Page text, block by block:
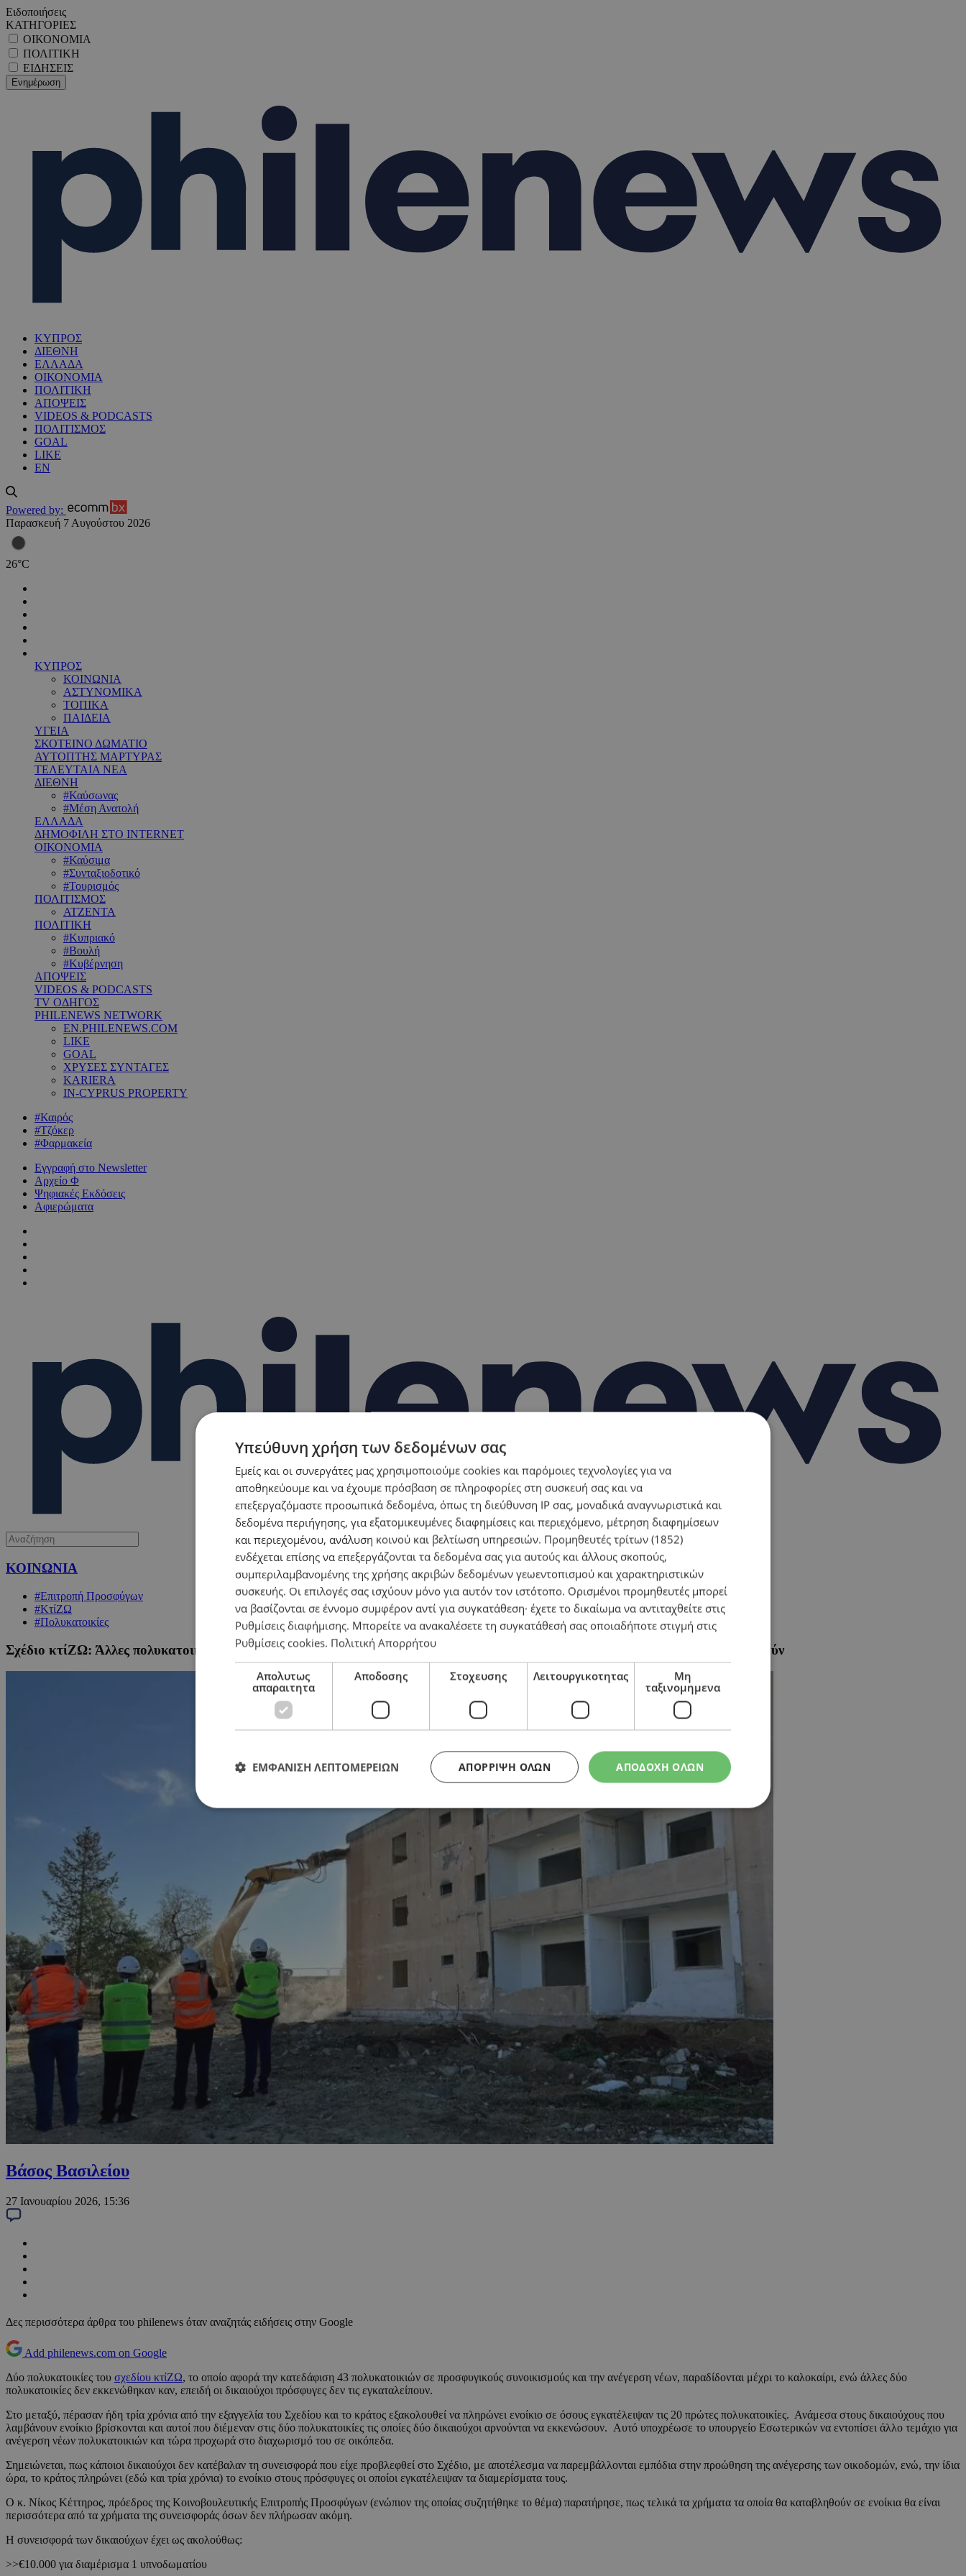
Ειδοποιήσεις
ΚΑΤΗΓΟΡΙΕΣ
ΟΙΚΟΝΟΜΙΑ
ΠΟΛΙΤΙΚΗ
ΕΙΔΗΣΕΙΣ
ΚΥΠΡΟΣ
ΔΙΕΘΝΗ
ΕΛΛΑΔΑ
ΟΙΚΟΝΟΜΙΑ
ΠΟΛΙΤΙΚΗ
ΑΠΟΨΕΙΣ
VIDEOS & PODCASTS
ΠΟΛΙΤΙΣΜΟΣ
GOAL
LIKE
EN
Powered by:
Παρασκευή 7 Αυγούστου 2026
26°C
ΚΥΠΡΟΣ
ΚΟΙΝΩΝΙΑ
ΑΣΤΥΝΟΜΙΚΑ
ΤΟΠΙΚΑ
ΠΑΙΔΕΙΑ
ΥΓΕΙΑ
ΣΚΟΤΕΙΝΟ ΔΩΜΑΤΙΟ
ΑΥΤΟΠΤΗΣ ΜΑΡΤΥΡΑΣ
ΤΕΛΕΥΤΑΙΑ ΝΕΑ
ΔΙΕΘΝΗ
#Καύσωνας
#Μέση Ανατολή
ΕΛΛΑΔΑ
ΔΗΜΟΦΙΛΗ ΣΤΟ INTERNET
ΟΙΚΟΝΟΜΙΑ
#Καύσιμα
#Συνταξιοδοτικό
#Τουρισμός
ΠΟΛΙΤΙΣΜΟΣ
ΑΤΖΕΝΤΑ
ΠΟΛΙΤΙΚΗ
#Κυπριακό
#Βουλή
#Κυβέρνηση
ΑΠΟΨΕΙΣ
VIDEOS & PODCASTS
TV ΟΔΗΓΟΣ
PHILENEWS NETWORK
EN.PHILENEWS.COM
LIKE
GOAL
ΧΡΥΣΕΣ ΣΥΝΤΑΓΕΣ
KARIERA
IN-CYPRUS PROPERTY
#Καιρός
#Τζόκερ
#Φαρμακεία
Εγγραφή στο Newsletter
Αρχείο Φ
Ψηφιακές Εκδόσεις
Αφιερώματα
ΚΟΙΝΩΝΙΑ
#Επιτροπή Προσφύγων
#ΚτίΖΩ
#Πολυκατοικίες
Σχέδιο κτίΖΩ: Άλλες πολυκατοικίες τελειώνουν, άλλες δεν άρχισαν καν – Πρόβλημα με πρόσφυγες που αδυνατούν να ανταποκριθούν
Βάσος Βασιλείου
27 Ιανουαρίου 2026, 15:36
Δες περισσότερα άρθρα του philenews όταν αναζητάς ειδήσεις στην Google
Add philenews.com on Google
Δύο πολυκατοικίες του σχεδίου κτίΖΩ, το οποίο αφορά την κατεδάφιση 43 πολυκατοικιών σε προσφυγικούς συνοικισμούς και την ανέγερση νέων, παραδίδονται μέχρι το καλοκαίρι, ενώ άλλες δύο
πολυκατοικίες δεν εκκενώθηκαν καν, επειδή οι δικαιούχοι πρόσφυγες δεν τις εγκαταλείπουν.
Στο μεταξύ, πέρασαν ήδη τρία χρόνια από την εξαγγελία του Σχεδίου και το κράτος εξακολουθεί να πληρώνει ενοίκιο σε όσους εγκατέλειψαν τις 20 πρώτες πολυκατοικίες. Ανάμεσα στους δικαιούχους που
λαμβάνουν ενοίκιο βρίσκονται και αυτοί που διέμεναν στις δύο πολυκατοικίες τις οποίες δύο δικαιούχοι αρνούνται να εκκενώσουν. Αυτό υποχρέωσε το υπουργείο Εσωτερικών να εντοπίσει άλλο τεμάχιο για
ανέγερση νέων πολυκατοικιών και τώρα προχωρά στο διαχωρισμό του σε οικόπεδα.
Σημειώνεται, πως κάποιοι δικαιούχοι δεν κατέβαλαν τη συνεισφορά που είχε προβλεφθεί στο Σχέδιο, με αποτέλεσμα να παρεμβάλλονται εμπόδια στην προώθηση της ανέγερσης των οικοδομών, ενώ, την ίδια
ώρα, το κράτος πληρώνει (εδώ και τρία χρόνια) το ενοίκιο στους πρόσφυγες οι οποίοι εγκατέλειψαν τα διαμερίσματα τους.
Ο κ. Νίκος Κέττηρος, πρόεδρος της Κοινοβουλευτικής Επιτροπής Προσφύγων (ενώπιον της οποίας συζητήθηκε το θέμα) παρατήρησε, πως τελικά τα χρήματα τα οποία θα καταβληθούν σε ενοίκια θα είναι
περισσότερα από τα χρήματα της συνεισφοράς όσων δεν πλήρωσαν ακόμη.
Η συνεισφορά των δικαιούχων έχει ως ακολούθως:
>>€10.000 για διαμέρισμα 1 υπνοδωματίου
Υπεύθυνη χρήση των δεδομένων σας
Εμείς και οι συνεργάτες μας χρησιμοποιούμε cookies και παρόμοιες τεχνολογίες για να
αποθηκεύουμε και να έχουμε πρόσβαση σε πληροφορίες στη συσκευή σας και να
επεξεργαζόμαστε προσωπικά δεδομένα, όπως τη διεύθυνση IP σας, μοναδικά αναγνωριστικά και
δεδομένα περιήγησης, για εξατομικευμένες διαφημίσεις και περιεχόμενο, μέτρηση διαφημίσεων
και περιεχομένου, ανάλυση κοινού και βελτίωση υπηρεσιών. Προμηθευτές τρίτων (1852)
ενδέχεται επίσης να επεξεργάζονται τα δεδομένα σας για αυτούς και άλλους σκοπούς,
συμπεριλαμβανομένης της χρήσης ακριβών δεδομένων γεωεντοπισμού και χαρακτηριστικών
συσκευής. Οι επιλογές σας ισχύουν μόνο για αυτόν τον ιστότοπο. Ορισμένοι προμηθευτές μπορεί
να βασίζονται σε έννομο συμφέρον αντί για συγκατάθεση· έχετε το δικαίωμα να αντιταχθείτε στις
Ρυθμίσεις διαφήμισης. Μπορείτε να ανακαλέσετε τη συγκατάθεσή σας οποιαδήποτε στιγμή στις
Ρυθμίσεις cookies. Πολιτική Απορρήτου
Απολυτως
απαραιτητα
Αποδοσης Στοχευσης Λειτουργικοτητας
Μη
ταξινομημενα
ΑΠΟΔΟΧΗ ΟΛΩΝ
ΑΠΌΡΡΙΨΗ ΌΛΩΝ
ΕΜΦΑΝΙΣΗ ΛΕΠΤΟΜΕΡΕΙΩΝ